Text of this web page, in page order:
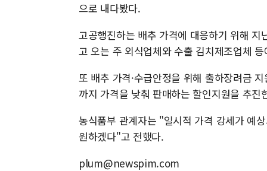
으로 내다봤다.
고공행진하는 배추 가격에 대응하기 위해
고 오는 주 외식업체와 수출 김치제조업체
또 배추 가격·수급안정을 위해 출하장려금
까지 가격을 낮춰 판매하는 할인지원을 추진
농식품부 관계자는 "일시적 가격 강세가 예
원하겠다"고 전했다.
plum@newspim.com